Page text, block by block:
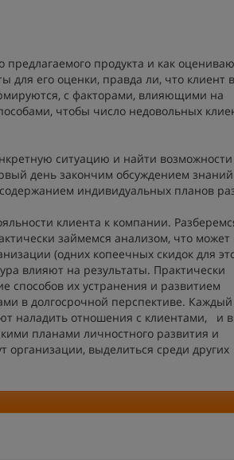
продукта и как
для его оценки, правда ли, что клиент
с факторами, влияющими на
чтобы число недовольных
ситуацию и найти возможности
день закончим обсуждением
индивидуальных планов
клиента к компании.
займемся анализом, что
(одних копеечных скидок для
влияют на результаты. Практически
их устранения и развитием
в долгосрочной перспективе. Каждый
наладить отношения с клиентами, и
планами личностного развития и
организации, выделиться среди других